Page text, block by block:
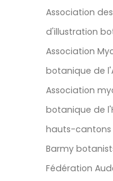
Association
d'illustration
Association
botanique de
Association
botanique de
hauts-cantons
Barmy
Fédération